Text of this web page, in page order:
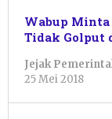
Wabup
Tidak Golput
Jejak
25 Mei 2018